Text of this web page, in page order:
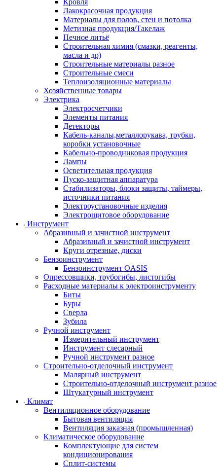
Кровля
Лакокрасочная продукция
Материалы для полов, стен и потолка
Метизная продукция/Такелаж
Печное литьё
Строительная химия (смазки, реагенты,
масла и др)
Строительные материалы разное
Строительные смеси
Теплоизоляционные материалы
Хозяйственные товары
Электрика
Электросчетчики
Элементы питания
Детекторы
Кабель-каналы,металлорукава, трубки,
коробки установочные
Кабельно-проводниковая продукция
Лампы
Осветительная продукция
Пуско-защитная аппаратура
Стабилизаторы, блоки защиты, таймеры,
источники питания
Электроустановочные изделия
Электрощитовое оборудование
Инструмент
Абразивный и зачистной инструмент
Абразивный и зачистной инструмент
Круги отрезные, диски
Бензоинструмент
Бензоинструмент OASIS
Опрессовщики, трубогибы, листогибы
Расходные материалы к электроинструменту
Биты
Буры
Сверла
Зубила
Ручной инструмент
Измерительный инструмент
Инструмент слесарный
Ручной инструмент разное
Строительно-отделочный инструмент
Малярный инструмент
Строительно-отделочный инструмент разное
Штукатурный инструмент
Климат
Вентиляционное оборудование
Бытовая вентиляция
Вентиляция заказная (промышленная)
Климатическое оборудование
Комплектующие для систем
кондиционирования
Сплит-системы